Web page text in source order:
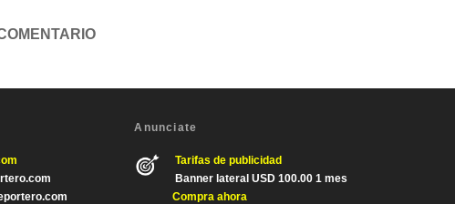
Anunciate
Tarifas de publicidad
Banner lateral USD 100.00 1 mes
Compra ahora